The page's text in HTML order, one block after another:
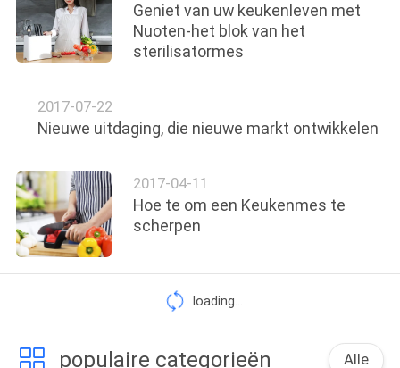
NEEM
CONTACT
MET
ONS
OP
NIEUWS
GEVALLEN
EEN
Geniet van uw keukenleven met
Nuoten-het blok van het
sterilisatormes
2017-07-22
Nieuwe uitdaging, die nieuwe markt ontwikkelen
2017-04-11
Hoe te om een Keukenmes te
scherpen
loading...
populaire categorieën Alle